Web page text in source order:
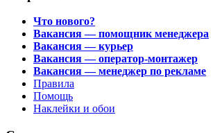
Что нового?
Вакансия — помощник менеджера
Вакансия — курьер
Вакансия — оператор-монтажер
Вакансия — менеджер по рекламе
Правила
Помощь
Наклейки и обои